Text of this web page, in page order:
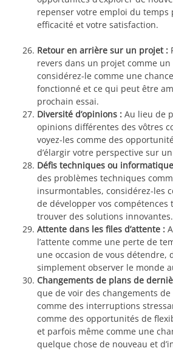
repenser votre emploi du temps
efficacité et votre satisfaction.
Retour en arrière sur un projet :
revers dans un projet comme
considérez-le comme une
fonctionné et ce qui peut être
prochain essai.
Diversité d’opinions : Au lieu de
opinions différentes des vôtres
voyez-les comme des
d’élargir votre perspective sur
Défis techniques ou
des problèmes techniques
insurmontables, considérez-les
de développer vos compétences
trouver des solutions innovantes.
Attente dans les files d’attente :
l’attente comme une perte de
une occasion de vous détendre,
simplement observer le monde
Changements de plans de
que de voir des changements
comme des interruptions
comme des opportunités de
et parfois même comme une
quelque chose de nouveau et